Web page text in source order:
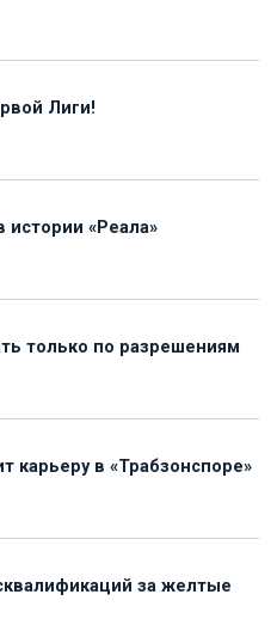
Лиги!
«Реала»
только по разрешениям
карьеру в «Трабзонспоре»
за желтые